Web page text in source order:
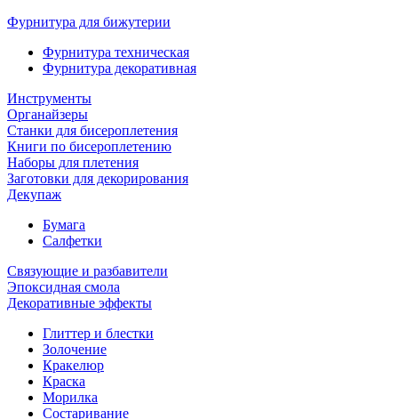
Фурнитура для бижутерии
Фурнитура техническая
Фурнитура декоративная
Инструменты
Органайзеры
Станки для бисероплетения
Книги по бисероплетению
Наборы для плетения
Заготовки для декорирования
Декупаж
Бумага
Салфетки
Связующие и разбавители
Эпоксидная смола
Декоративные эффекты
Глиттер и блестки
Золочение
Кракелюр
Краска
Морилка
Состаривание